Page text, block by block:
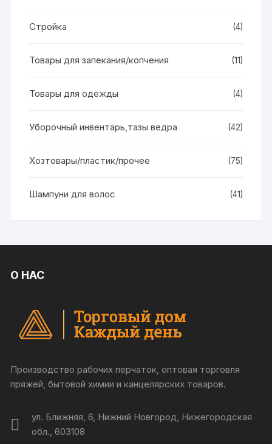
Стройка (4)
Товары для запекания/копчения (11)
Товары для одежды (4)
Уборочный инвентарь,тазы ведра (42)
Хозтовары/пластик/прочее (75)
Шампуни для волос (41)
О НАС
Производство рабочих перчаток, оптовая торговля
пряжей, бытовой химии и канцелярских товаров.
ул. Ближняя, 6, Нижний Новгород, Нижегородская
обл., 603108